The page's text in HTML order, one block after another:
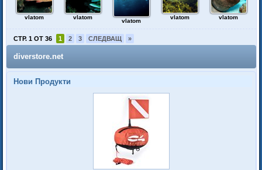
vlatom vlatom
vlatom
vlatom vlatom
СТР. 1 ОТ 36 1 2 3 СЛЕДВАЩ »
diverstore.net
Нови Продукти